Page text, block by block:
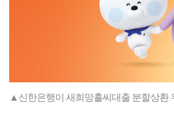
▲신한은행이 새희망홀씨대출 분할상환